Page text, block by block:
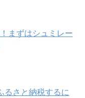
まずはシュミレー
るさと納税するに